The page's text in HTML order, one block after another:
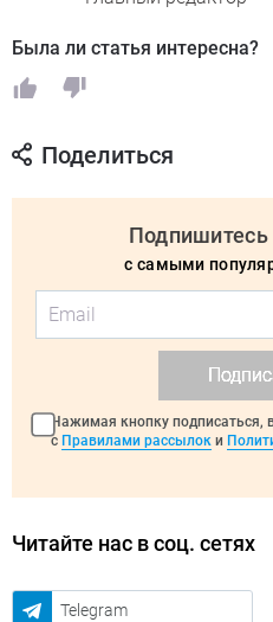
Была ли статья интересна?
Поделиться
Подпишитесь
с самыми
Нажимая кнопку подписаться,
с Правилами рассылок и
Читайте нас в соц. сетях
Telegram